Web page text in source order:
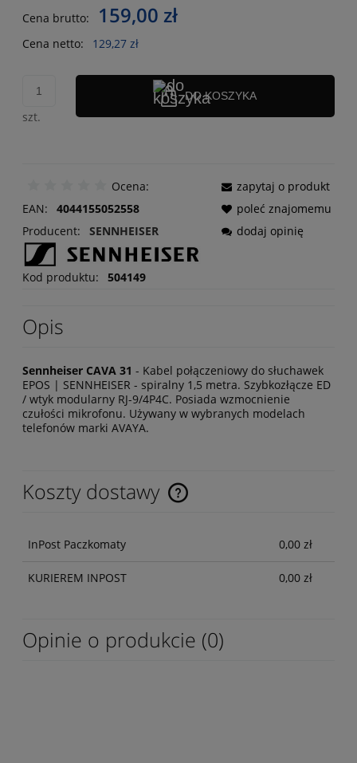
Cena brutto: 159,00 zł
Cena netto: 129,27 zł
szt.
DO KOSZYKA
Ocena:
EAN:
4044155052558
Producent:
Kod produktu: 504149
zapytaj o produkt
poleć znajomemu
dodaj opinię
Opis
Sennheiser CAVA 31 - Kabel połączeniowy do słuchawek
EPOS | SENNHEISER - spiralny 1,5 metra. Szybkozłącze ED
/ wtyk modularny RJ-9/4P4C. Posiada wzmocnienie
czułości mikrofonu. Używany w wybranych modelach
telefonów marki AVAYA.
Koszty dostawy
Cena nie zawiera ewentualnych kosztów płatności
InPost Paczkomaty 0,00 zł
KURIEREM INPOST 0,00 zł
Opinie o produkcie (0)